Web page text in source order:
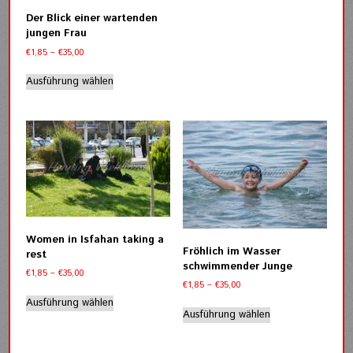
Der Blick einer wartenden
jungen Frau
€1,85 –€35,00Preisspanne:
bis
€35,00
Ausführung wählen
Dieses
Produkt
mehrere
Varianten
auf.
Die
Optionen
können
auf
Produktseite
gewählt
werden
Women in Isfahan taking a
rest
€1,85 –€35,00Preisspanne:
bis
€35,00
Ausführung wählen
Fröhlich im Wasser
schwimmender Junge
€1,85 – €35,00Preisspanne:
bis
€35,00
Ausführung wählen
Dieses
Produkt